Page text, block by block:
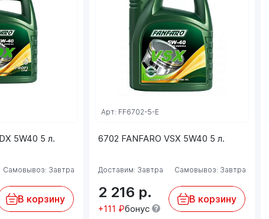
Предназначено для бензиновых и дизельных
двигателей широкого парка автомобилей
(легковых, легких внедорожников,
микроавтобусов и легких грузовиков)
европейских и других производителей.
Рекомендовано для применения в двигателях
автомобилей Daimler, VW, Opel, GM, Renault
моторным маслам (согласно указанным выше
Масло не предназначено для использования в
5W40 5 л.
Самовывоз: Завтра
В корзину
6702 FANFARO VSX 5W40 5 л.
Арт: FF6702-5-E
Доставим: Завтра Самовывоз: Завтра
2 216 р.
+111 ₽бонус
В корзину